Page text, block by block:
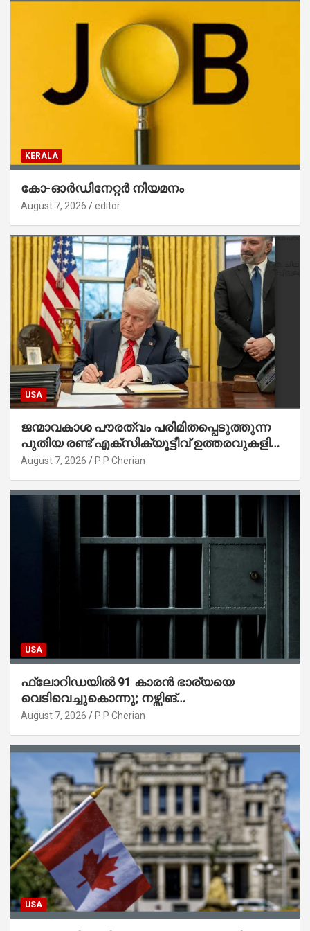
KERALA
കോ-ഓർഡിനേറ്റർ നിയമനം
August 7, 2026 editor
USA
ജന്മാവകാശ പൗരത്വം പരിമിതപ്പെടുത്തുന്ന
പുതിയ രണ്ട് എക്സിക്യൂട്ടീവ് ഉത്തരവുകളിൽ
ട്രംപ് ഒപ്പുവെച്ചു
August 7, 2026 P P Cherian
USA
ഫ്ലോറിഡയിൽ 91 കാരൻ ഭാര്യയെ
വെടിവെച്ചുകൊന്നു; നഴ്സിങ്
ഹോമിലാക്കില്ലെന്ന് നൽകിയ വാഗ്ദാനം
August 7, 2026 P P Cherian
USA